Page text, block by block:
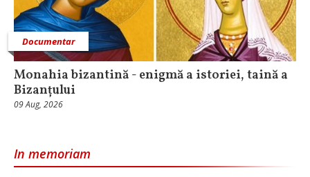
Documentar
Monahia bizantină - enigmă a istoriei, taină a
Bizanțului
09 Aug, 2026
In memoriam